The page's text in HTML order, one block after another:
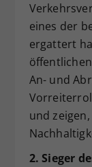
eines der
ergattert
An- und
und
2. Sieger